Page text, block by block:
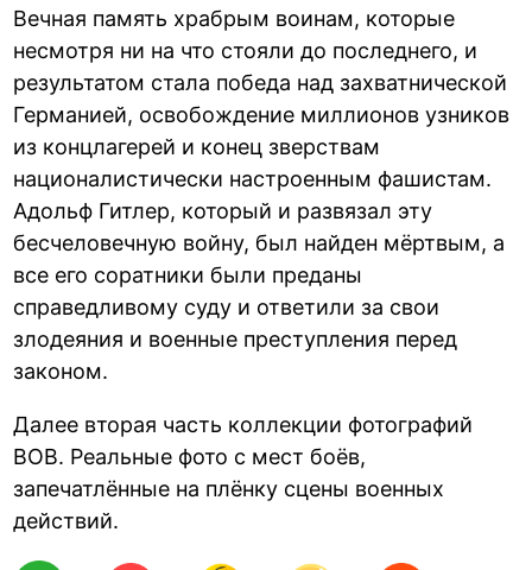
Вечная память храбрым воинам, которые
несмотря ни на что стояли до последнего, и
результатом стала победа над захватнической
Германией, освобождение миллионов узников
из концлагерей и конец зверствам
националистически настроенным фашистам.
Адольф Гитлер, который и развязал эту
бесчеловечную войну, был найден мёртвым, а
все его соратники были преданы
справедливому суду и ответили за свои
злодеяния и военные преступления перед
законом.
Далее вторая часть коллекции фотографий
ВОВ. Реальные фото с мест боёв,
запечатлённые на плёнку сцены военных
действий.